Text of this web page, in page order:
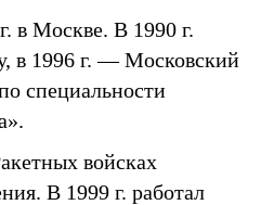
в Москве. В 1990 г.
в 1996 г. — Московский
специальности
войсках
В 1999 г. работал